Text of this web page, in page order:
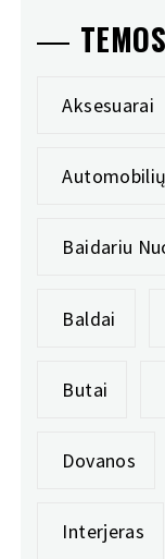
TEMOS
Aksesuarai
Baidariu
Baldai
Butai
Dovanos
Interjeras